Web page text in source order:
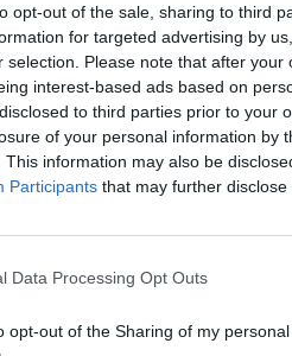
opt-out of the sale, sharing to third
for targeted advertising by
selection. Please note that after
interest-based ads based on
to third parties prior to your
of your personal information by
This information may also be
Participants that may further
Data Processing Opt Outs
opt-out of the Sharing of my personal
της μελέτης το
στην ομάδα που
των
υψηλότερο ρυθμό στους
υγιείς άνδρες. Οι
δείχνουν αυξημένη
έναντι 11,4%) και
σε ασθενείς που έλαβαν
συν
ελέγχου.
οι υγειονομικές αρχές